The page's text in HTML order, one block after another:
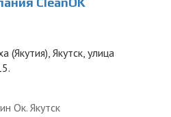
(Якутия), Якутск, улица
Ок. Якутск